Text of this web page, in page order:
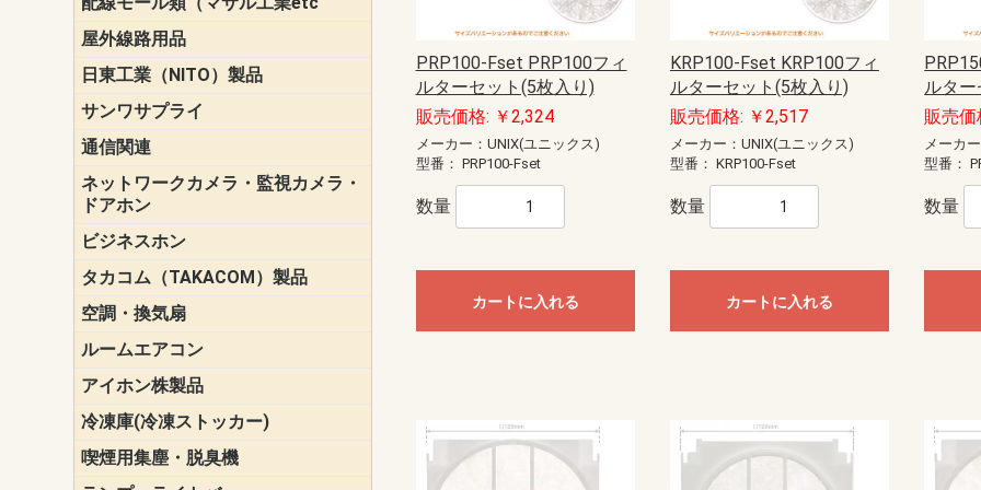
屋外線路用品
PE支線ガード イエロー
トラ
ケーブル標識・防護カバー ジョイントタイプ
オーバーラップタイプ丸型ケーブ
ル用
オーバーラップタイプSSケーブル
用
オプトケーブルカバー
ザ・鳥獣害対策トゲつきシート
自在バンド用保護カバー
電柱標識板
キラベルト
4mm電線防護カバー
SZスリーブ
スパイラルスリーブ
支線ガード
保護カバー
日東工業（NITO）製品
カバースイッチ 【CKS】電線直締用
【CKL】圧着端子用
【CBS】バック式
【DCS】切換
【DBS】バック式切換
キャビネット ORZ形屋外用キャビネット
ステンレス屋外用キャビネット
盤用キャビネット
小型動力分電盤 主幹：ELB
主幹：CB
システムラック ラックオプション
端子台 【HP-J】一次送り
【TBE】固定式（経済形）
【TBF-J】ブレーカ用(経済形)
【TBF-W】ブレーカ用(経済形)
【TBJ】分岐（一種耐熱登録品）
【TBN】ニュートラル端子
【TBP】電力用
【TBS】スタッド（一種耐熱登録
品）
【TBT】二段形
【TBZ・TBZ-A】ブレーカ用(直結
端子形・リペア端子形)
【TBZ-E】アース用(直締端子形)
【TK】協約形
オプション
盤用パーツ 配線用
盤取付用
プラボックス 汎用タイプ
高性能タイプ
仮設ボックス
コントロールボックス（小型FA
用）
情報通信ボックス
プルボックス
ブレーカ エンクローズドブレーカ
サーキットブレーカ
プラグインブレーカ
漏電ブレーカ
サンワサプライ
ペリフェラル ドッキング
エクステンダー
BTヘッドセット
ビーコン
USB季節商品
USBグッズ
ゲーム関連
LED
ドッキングステーション
拡声器
NFC
メディアプレーヤー
ラミネータ
BTヘッドセット・アダプタ
スキャナ
カメラ
その他ペリフェラル
プレゼンテーション
コードリーダー
KVM
スピーカー
シュレッダー
NFC・ビーコン
ヘッドホン・マイク
キーボード
マウス
USBハブ
カードリーダー
USBコンバータ他
テンキー
分配器
切替器(KVM以外)
タップ・UPS モバイルバッテリー
ACアダプタ
タップ
ケーブル HDMIケーブル
変換アダプタ
変換アダプタ他
電話ケーブル・アダプタ
IEEE1394ケーブル
SCSIケーブル
USBケーブル
プリンタケーブル
AVケーブル
RS-232Cケーブル
その他ケーブル
モニタケーブル
アダプタ他
インク・用紙 用紙
インクジェットラベル
レーザー用紙
レーザーラベル
手作り用紙
インク
その他用紙
インクジェット用紙
マルチラベル
アクセサリ タブレットケース
タッチペン
マウスアクセサリー
車載アクセサリー
リストレスト
フィルター
メモリーケース
バッグ
スマートフォン
インナー・クッション
タブレット
メモリーケース
電子辞書
スタンド
各種カバー
PDA
メディアケース
カメラアクセサリ
データホルダー
保護フィルム
クリーナー
セキュリティ用品
キーボードカバー
耐震グッズ
マウスパッド
ケーブルアクセサリ
LAN LAN機器
光ケーブル他
LANケーブル
LANケーブル用機器
DOS／Vパーツ ノートクーラー
DOS/Vパーツ
通信関連
保安器
プロテクター
ローゼット 通信用
電話用
工具・試験器
端子取付金具
端子板
端末装置
配線用金具
モジュラープラグ
LAN圧着工具・治具他
ルータ
エッジスイッチ
ネットワークカメラ・監視カメラ・
ドアホン
NSK（日本セキュリティ機器） レコーダー
IPネットワークカメラ
スイッチ
コンバーター・トランシーバ
ビデオサーバ
オプション品
モニター
ダミーカメラ
防犯シール・防犯看板
パナソニック(Panasonic) 屋外センサーカメラ
玄関子機
増設用子機
増設モニター・モニター子機
テレビドアホン
ネットワークドアホン
ホームネットワークシステム
オプション
ビジネスホン
タカコム（TAKACOM）製品
通話録音
留守番電話
音声応答転送
緊急情報伝達
日課放送
空調・換気扇
標準換気扇 三菱電機
パナソニック電工
ダクト換気扇 三菱電機
パナソニック電工
有圧換気扇 業務用有圧換気扇
有圧換気扇システム部材
インダクトファン
パイプファン 三菱電機
パナソニック電工
シロッコファン ストレートシロッコファン24時間
ストレートシロッコファン
片吸込形シロッコファン
斜流ダクトファン 三菱電機
パナソニック電工
エアカーテン 三菱電機
パナソニック電工
システム部材
産業用送風機システム部材
ルームエアコン
アイホン株製品
冷凍庫(冷凍ストッカー)
喫煙用集塵・脱臭機
スモークダッシュ スモークナビ搭載シリーズ
フラットシリーズ
コンパクトタイプ
交換用フィルター
PRP100-Fset PRP100フィ
ルターセット(5枚入り)
販売価格: ￥2,324
メーカー：UNIX(ユニックス)
型番： PRP100-Fset
数量
カートに入れる
KRP100-Fset KRP100フィ
ルターセット(5枚入り)
販売価格: ￥2,517
メーカー：UNIX(ユニックス)
型番： KRP100-Fset
数量
カートに入れる
ルタ
販売価
メーカ
型番：
数量